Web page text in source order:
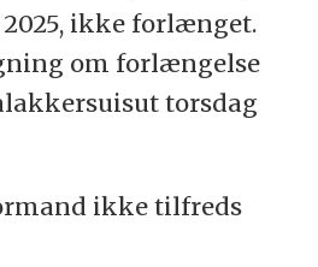
ikke forlænget.
om forlængelse
torsdag
ikke tilfreds